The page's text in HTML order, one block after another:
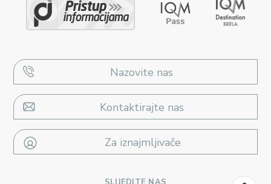
Nazovite nas
Kontaktirajte nas
Za iznajmljivače